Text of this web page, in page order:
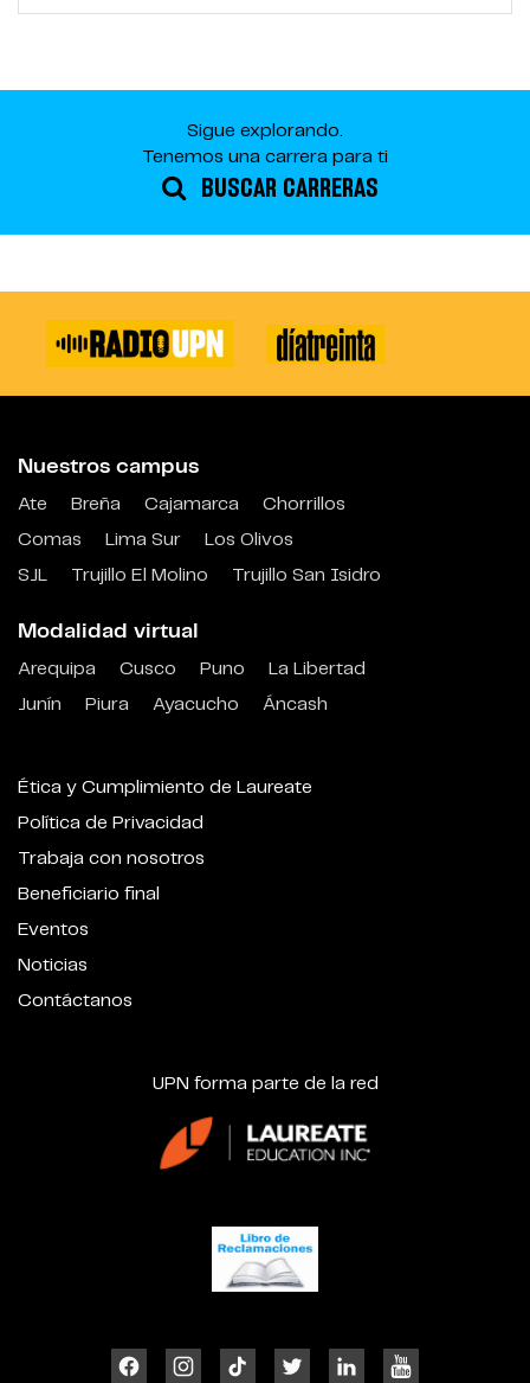
Sigue explorando.
Tenemos una carrera para ti
BUSCAR CARRERAS
Nuestros campus
Ate Breña Cajamarca
Chorrillos
Comas
Lima Sur
Los Olivos
SJL
Trujillo El Molino Trujillo San Isidro
Modalidad virtual
Arequipa Cusco Puno
La Libertad
Junín
Piura Ayacucho Áncash
Ética y Cumplimiento de Laureate
Política de Privacidad
Trabaja con nosotros
Beneficiario final
Eventos
Noticias
Contáctanos
UPN forma parte de la red